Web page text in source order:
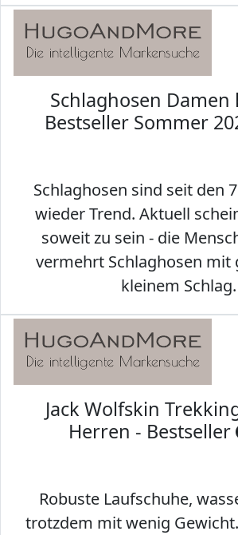
Schlaghosen Damen
Bestseller Sommer
Schlaghosen sind seit den
wieder Trend. Aktuell
soweit zu sein - die
vermehrt Schlaghosen mit
kleinem Schlag.
Jack Wolfskin
Herren - Bestseller
Robuste Laufschuhe,
trotzdem mit wenig